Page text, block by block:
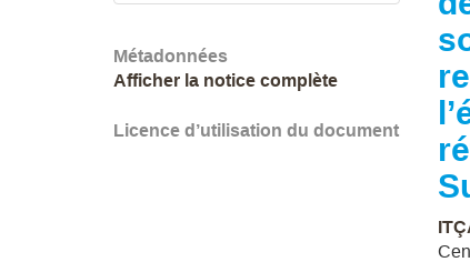
Métadonnées
Afficher la notice complète
Licence d’utilisation du document